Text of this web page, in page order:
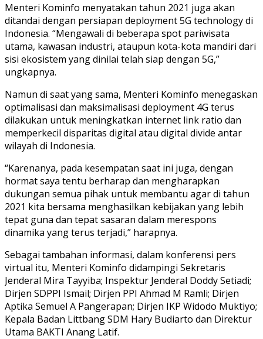
Menteri Kominfo menyatakan tahun 2021 juga akan
ditandai dengan persiapan deployment 5G technology di
Indonesia. “Mengawali di beberapa spot pariwisata
utama, kawasan industri, ataupun kota-kota mandiri dari
sisi ekosistem yang dinilai telah siap dengan 5G,”
ungkapnya.
Namun di saat yang sama, Menteri Kominfo menegaskan
optimalisasi dan maksimalisasi deployment 4G terus
dilakukan untuk meningkatkan internet link ratio dan
memperkecil disparitas digital atau digital divide antar
wilayah di Indonesia.
“Karenanya, pada kesempatan saat ini juga, dengan
hormat saya tentu berharap dan mengharapkan
dukungan semua pihak untuk membantu agar di tahun
2021 kita bersama menghasilkan kebijakan yang lebih
tepat guna dan tepat sasaran dalam merespons
dinamika yang terus terjadi,” harapnya.
Sebagai tambahan informasi, dalam konferensi pers
virtual itu, Menteri Kominfo didampingi Sekretaris
Jenderal Mira Tayyiba; Inspektur Jenderal Doddy Setiadi;
Dirjen SDPPI Ismail; Dirjen PPI Ahmad M Ramli; Dirjen
Aptika Semuel A Pangerapan; Dirjen IKP Widodo Muktiyo;
Kepala Badan Littbang SDM Hary Budiarto dan Direktur
Utama BAKTI Anang Latif.